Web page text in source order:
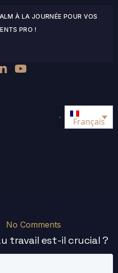
À LA JOURNÉE POUR VOS
PRO !
Français
No Comments
travail est-il crucial ?